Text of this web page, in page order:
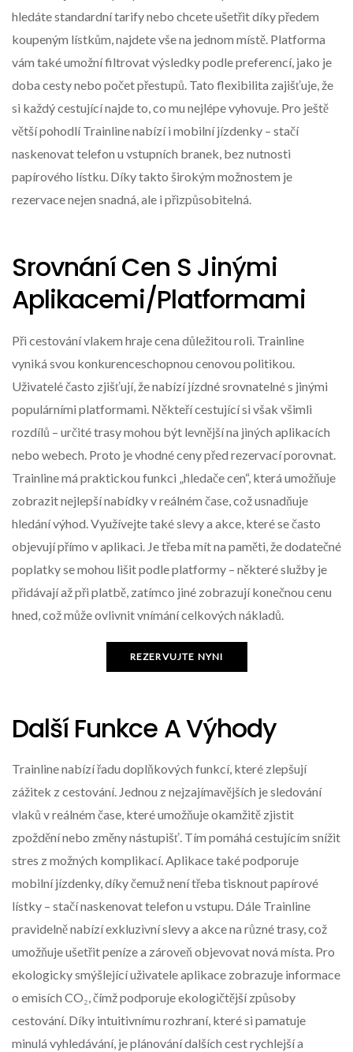
hledáte standardní tarify nebo chcete ušetřit díky předem
koupeným lístkům, najdete vše na jednom místě. Platforma
vám také umožní filtrovat výsledky podle preferencí, jako je
doba cesty nebo počet přestupů. Tato flexibilita zajišťuje, že
si každý cestující najde to, co mu nejlépe vyhovuje. Pro ještě
větší pohodlí Trainline nabízí i mobilní jízdenky – stačí
naskenovat telefon u vstupních branek, bez nutnosti
papírového lístku. Díky takto širokým možnostem je
rezervace nejen snadná, ale i přizpůsobitelná.
Srovnání Cen S Jinými
Aplikacemi/platformami
Při cestování vlakem hraje cena důležitou roli. Trainline
vyniká svou konkurenceschopnou cenovou politikou.
Uživatelé často zjišťují, že nabízí jízdné srovnatelné s jinými
populárními platformami. Někteří cestující si však všimli
rozdílů – určité trasy mohou být levnější na jiných aplikacích
nebo webech. Proto je vhodné ceny před rezervací porovnat.
Trainline má praktickou funkci „hledače cen“, která umožňuje
zobrazit nejlepší nabídky v reálném čase, což usnadňuje
hledání výhod. Využívejte také slevy a akce, které se často
objevují přímo v aplikaci. Je třeba mít na paměti, že dodatečné
poplatky se mohou lišit podle platformy – některé služby je
přidávají až při platbě, zatímco jiné zobrazují konečnou cenu
hned, což může ovlivnit vnímání celkových nákladů.
REZERVUJTE NYNI
Další Funkce A Výhody
Trainline nabízí řadu doplňkových funkcí, které zlepšují
zážitek z cestování. Jednou z nejzajímavějších je sledování
vlaků v reálném čase, které umožňuje okamžitě zjistit
zpoždění nebo změny nástupišť. Tím pomáhá cestujícím snížit
stres z možných komplikací. Aplikace také podporuje
mobilní jízdenky, díky čemuž není třeba tisknout papírové
lístky – stačí naskenovat telefon u vstupu. Dále Trainline
pravidelně nabízí exkluzivní slevy a akce na různé trasy, což
umožňuje ušetřit peníze a zároveň objevovat nová místa. Pro
ekologicky smýšlející uživatele aplikace zobrazuje informace
o emisích CO₂, čímž podporuje ekologičtější způsoby
cestování. Díky intuitivnímu rozhraní, které si pamatuje
minulá vyhledávání, je plánování dalších cest rychlejší a